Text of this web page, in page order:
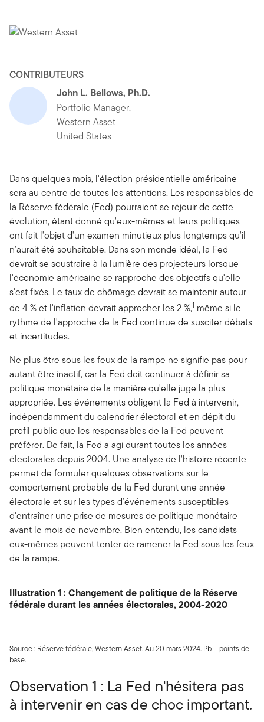
CONTRIBUTEURS
John L. Bellows, Ph.D.
Portfolio Manager,
Western Asset
United States
Dans quelques mois, l'élection présidentielle américaine
sera au centre de toutes les attentions. Les responsables de
la Réserve fédérale (Fed) pourraient se réjouir de cette
évolution, étant donné qu'eux-mêmes et leurs politiques
ont fait l'objet d'un examen minutieux plus longtemps qu'il
n'aurait été souhaitable. Dans son monde idéal, la Fed
devrait se soustraire à la lumière des projecteurs lorsque
l'économie américaine se rapproche des objectifs qu'elle
s'est fixés. Le taux de chômage devrait se maintenir autour
de 4 % et l'inflation devrait approcher les 2 %,1 même si le
rythme de l'approche de la Fed continue de susciter débats
et incertitudes.
Ne plus être sous les feux de la rampe ne signifie pas pour
autant être inactif, car la Fed doit continuer à définir sa
politique monétaire de la manière qu'elle juge la plus
appropriée. Les événements obligent la Fed à intervenir,
indépendamment du calendrier électoral et en dépit du
profil public que les responsables de la Fed peuvent
préférer. De fait, la Fed a agi durant toutes les années
électorales depuis 2004. Une analyse de l'histoire récente
permet de formuler quelques observations sur le
comportement probable de la Fed durant une année
électorale et sur les types d'événements susceptibles
d'entraîner une prise de mesures de politique monétaire
avant le mois de novembre. Bien entendu, les candidats
eux-mêmes peuvent tenter de ramener la Fed sous les feux
de la rampe.
Illustration 1 : Changement de politique de la Réserve
fédérale durant les années électorales, 2004-2020
Source : Réserve fédérale, Western Asset. Au 20 mars 2024. Pb = points de
base.
Observation 1 : La Fed n'hésitera pas
à intervenir en cas de choc important.